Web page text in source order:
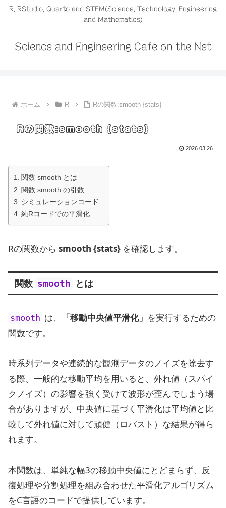
R, RStudio, Quarto and STEM(Science, Technology, Engineering
and Mathematics)
Science and Engineering Cafe on the Net
ホーム R Rの関数:smooth {stats}
Rの関数:smooth {stats}
2026.03.26
関数 smooth とは
関数 smooth の引数
シミュレーションコード
純Rコードでの平滑化
Rの関数から smooth {stats} を確認します。
関数 smooth とは
smooth は、 「移動中央値平滑化」 を実行するための
関数です。
時系列データや連続的な観測データのノイズを除去す
る際、一般的な移動平均を用いると、外れ値（スパイ
クノイズ）の影響を強く受けて波形が歪んでしまう場
合がありますが、中央値に基づく平滑化は平均値と比
較して外れ値に対して頑健（ロバスト）な結果が得ら
れます。
本関数は、単純な幅3の移動中央値にとどまらず、反
復処理や分割処理を組み合わせた平滑化アルゴリズム
をC言語のコードで提供しています。